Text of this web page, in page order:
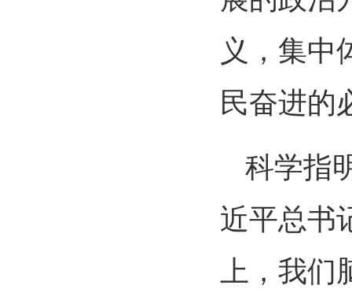
义，集中
民奋进的
科学指
近平总书
上，我